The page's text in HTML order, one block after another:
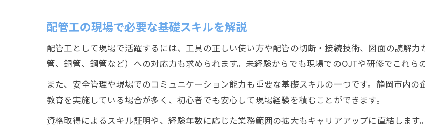
配管工の現場で必要な基礎スキルを解説
配管工として現場で活躍するには、工具の正しい使い方や配管の切断・接続技術、図面の読解
管、銅管、鋼管など）への対応力も求められます。未経験からでも現場でのOJTや研修でこれら
また、安全管理や現場でのコミュニケーション能力も重要な基礎スキルの一つです。静岡市内
教育を実施している場合が多く、初心者でも安心して現場経験を積むことができます。
資格取得によるスキル証明や、経験年数に応じた業務範囲の拡大もキャリアアップに直結しま